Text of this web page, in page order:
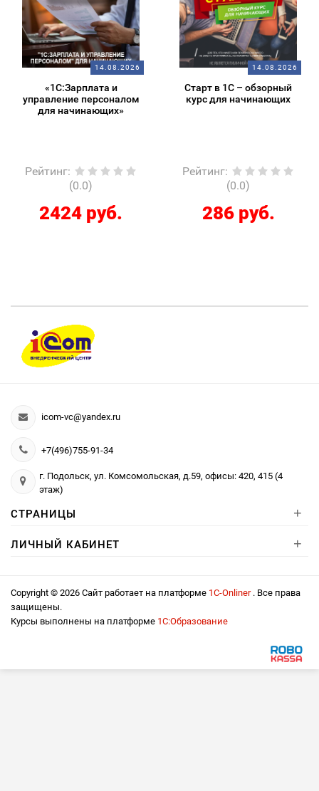
14.08.2026
«1С:Зарплата и
управление персоналом
для начинающих»
Рейтинг:
(0.0)
2424 руб.
14.08.2026
Старт в 1С – обзорный
курс для начинающих
Рейтинг:
(0.0)
286 руб.
icom-vc@yandex.ru
+7(496)755-91-34
г. Подольск, ул. Комсомольская, д.59, офисы: 420, 415 (4
этаж)
СТРАНИЦЫ +
ЛИЧНЫЙ КАБИНЕТ +
Copyright © 2026 Сайт работает на платформе 1С-Onliner . Все права
защищены.
Курсы выполнены на платформе 1С:Образование